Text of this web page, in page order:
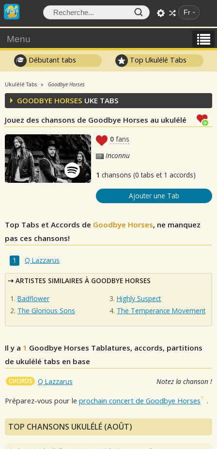
Fr
Menu
Débutant tabs Top Ukulélé Tabs
Ukulélé Tabs Goodbye Horses
GOODBYE HORSES UKE TABS
Jouez des chansons de Goodbye Horses au ukulélé
0 fans
Inconnu
1 chansons (0 tabs et 1 accords)
Ajouter une Tab
Top Tabs et Accords de Goodbye Horses, ne manquez
pas ces chansons!
Q Lazzarus
ARTISTES SIMILAIRES À GOODBYE HORSES
Badflower
The Glorious Sons
Highly Suspect
The Temperance Movement
Il y a 1 Goodbye Horses Tablatures, accords, partitions
de ukulélé tabs en base
CHORDS Q Lazzarus Notez la chanson !
Préparez-vous pour le prochain concert de Goodbye Horses .
TOP CHANSONS UKULÉLÉ (AOÛT)